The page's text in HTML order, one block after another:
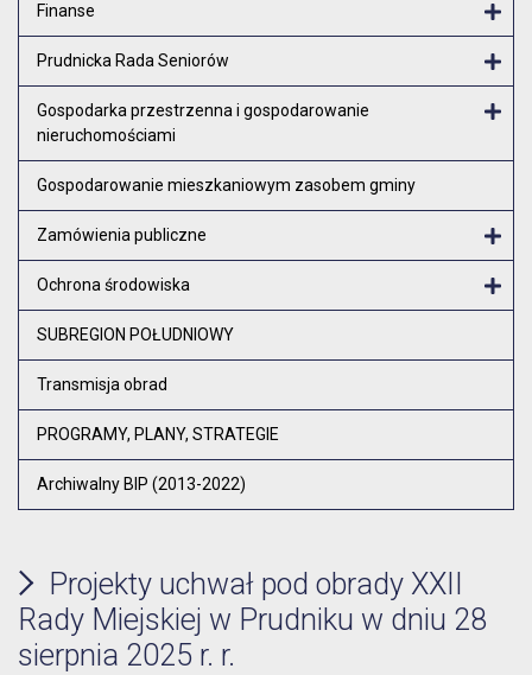
Finanse
Prudnicka Rada Seniorów
Gospodarka przestrzenna i gospodarowanie
nieruchomościami
Gospodarowanie mieszkaniowym zasobem gminy
Zamówienia publiczne
Ochrona środowiska
SUBREGION POŁUDNIOWY
Transmisja obrad
PROGRAMY, PLANY, STRATEGIE
Archiwalny BIP (2013-2022)
Projekty uchwał pod obrady XXII
Rady Miejskiej w Prudniku w dniu 28
sierpnia 2025 r. r.